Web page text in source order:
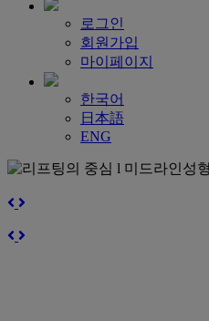
로그인
회원가입
마이페이지
한국어
日本語
ENG